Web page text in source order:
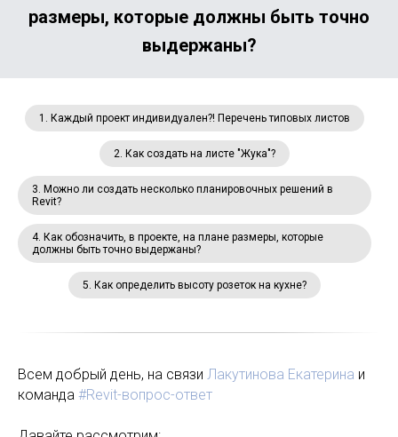
размеры, которые должны быть точно
выдержаны?
1. Каждый проект индивидуален?! Перечень типовых листов
2. Как создать на листе "Жука"?
3. Можно ли создать несколько планировочных решений в
Revit?
4. Как обозначить, в проекте, на плане размеры, которые
должны быть точно выдержаны?
5. Как определить высоту розеток на кухне?
Всем добрый день, на связи Лакутинова Екатерина и
команда #Revit-вопрос-ответ